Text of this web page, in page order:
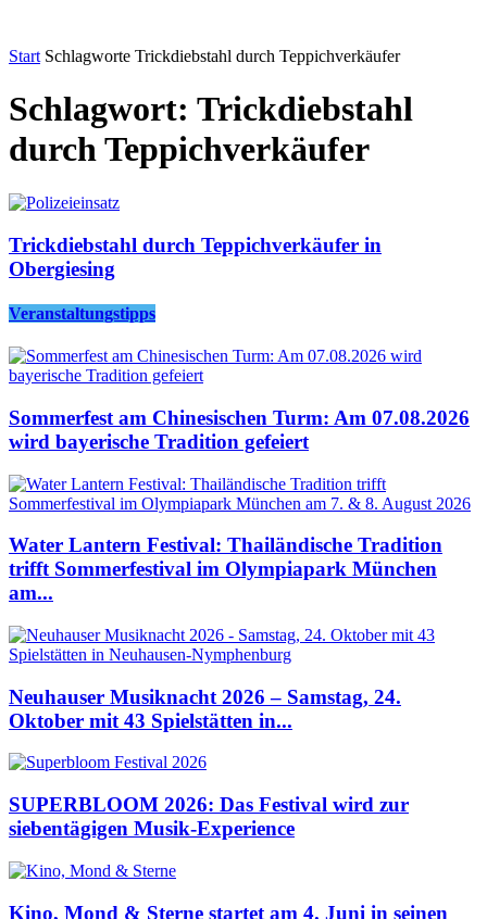
Start Schlagworte Trickdiebstahl durch Teppichverkäufer
Schlagwort: Trickdiebstahl
durch Teppichverkäufer
Trickdiebstahl durch Teppichverkäufer in
Obergiesing
Veranstaltungstipps
Sommerfest am Chinesischen Turm: Am 07.08.2026
wird bayerische Tradition gefeiert
Water Lantern Festival: Thailändische Tradition
trifft Sommerfestival im Olympiapark München
am...
Neuhauser Musiknacht 2026 – Samstag, 24.
Oktober mit 43 Spielstätten in...
SUPERBLOOM 2026: Das Festival wird zur
siebentägigen Musik-Experience
Kino, Mond & Sterne startet am 4. Juni in seinen